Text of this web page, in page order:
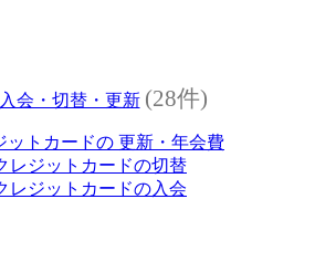
会・切替・更新 (28件)
ットカードの 更新・年会費
レジットカードの切替
レジットカードの入会